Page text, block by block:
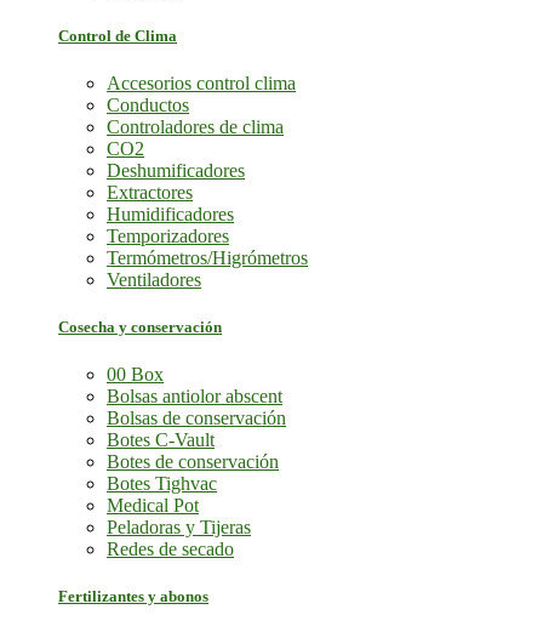
Control de Clima
Accesorios control clima
Conductos
Controladores de clima
CO2
Deshumificadores
Extractores
Humidificadores
Temporizadores
Termómetros/Higrómetros
Ventiladores
Cosecha y conservación
00 Box
Bolsas antiolor abscent
Bolsas de conservación
Botes C-Vault
Botes de conservación
Botes Tighvac
Medical Pot
Peladoras y Tijeras
Redes de secado
Fertilizantes y abonos